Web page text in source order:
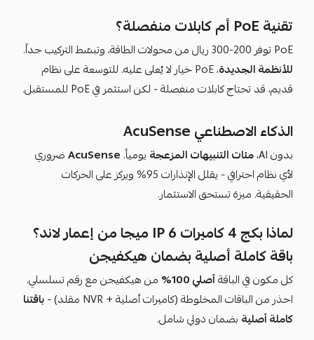
تقنية PoE أم كابلات منفصلة؟
PoE توفر 200-300 ريال من محولات الطاقة، وتبسّط التركيب جداً.
للأنظمة الجديدة
، PoE خيار لا يُعلى عليه. للتوسعة على نظام
قديم، قد تحتاج كابلات منفصلة - لكن استثمر في PoE للمستقبل.
الذكاء الاصطناعي AcuSense
بدون AI، مئات التنبيهات المزعجة يومياً. AcuSenseضروري
لأي نظام احترافي - يقلل الإنذارات 95% ويركز على الحركات
الحقيقية. ميزة تستحق الاستثمار.
لماذا بكج 4 كاميرات IP 6 ميجا من إعمار لاند؟
باقة كاملة أصلية بضمان هيكفيجن
كل مكون في الباقةأصلي 100%
من هيكفيجن مع رقم تسلسلي.
احذر من الباقات المخلوطة (كاميرات أصلية + NVR مقلد) -
باقتنا
كاملة أصلية بضمان دولي شامل.